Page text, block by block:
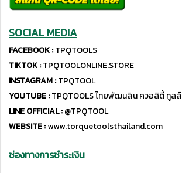
SOCIAL MEDIA
FACEBOOK :TPQTOOLS
TIKTOK :TPQTOOLONLINE.STORE
INSTAGRAM :TPQTOOL
YOUTUBE :TPQTOOLS ไทยพัฒนสิน ควอลิตี้ ทูลส์
LINE OFFICIAL :@TPQTOOL
WEBSITE :www.torquetoolsthailand.com
ช่องทางการชำระเงิน